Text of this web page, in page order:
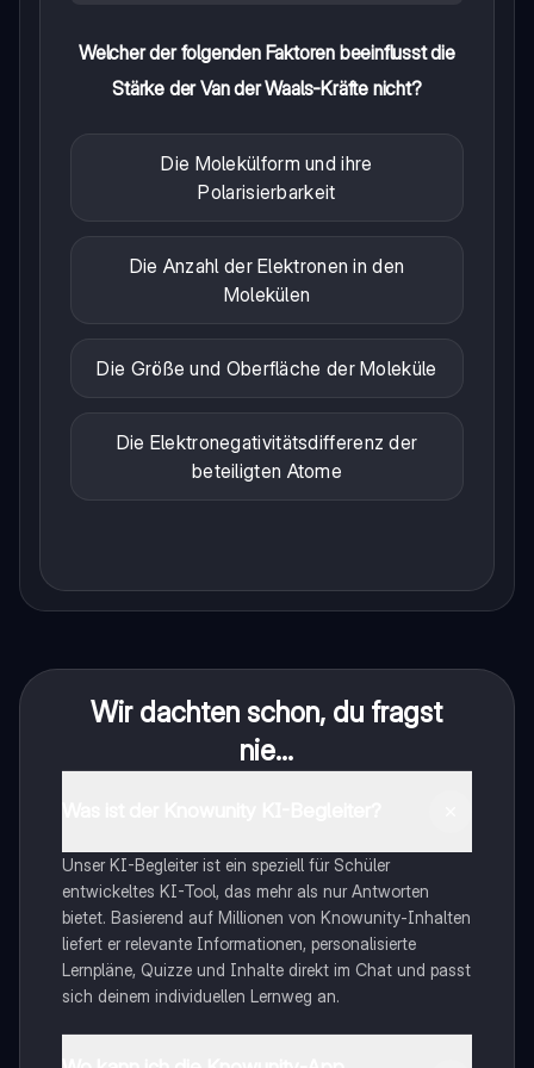
Welcher der folgenden Faktoren beeinflusst die
Stärke der Van der Waals-Kräfte nicht?
Die Molekülform und ihre
Polarisierbarkeit
Die Anzahl der Elektronen in den
Molekülen
Die Größe und Oberfläche der Moleküle
Die Elektronegativitätsdifferenz der
beteiligten Atome
Wir dachten schon, du fragst
nie...
Unser KI-Begleiter ist ein speziell für Schüler
entwickeltes KI-Tool, das mehr als nur Antworten
bietet. Basierend auf Millionen von Knowunity-Inhalten
liefert er relevante Informationen, personalisierte
Lernpläne, Quizze und Inhalte direkt im Chat und passt
sich deinem individuellen Lernweg an.